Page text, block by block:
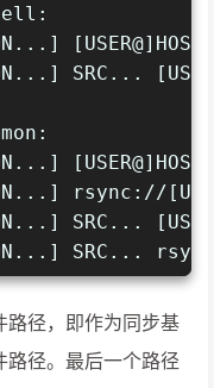
SRC...
rsync://
SRC...
SRC...
路径，即作为同步基
路径。最后一个路径